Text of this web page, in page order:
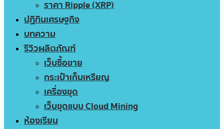
ราคา Ripple (XRP)
ปฏิทินเศรษฐกิจ
บทความ
รีวิวผลิตภัณฑ์
เว็บซื้อขาย
กระเป๋าเก็บเหรียญ
เครื่องขุด
เว็บขุดแบบ Cloud Mining
ห้องเรียน